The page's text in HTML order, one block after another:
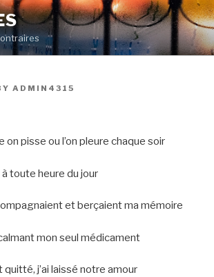
ADMIN4315
on pisse ou l’on pleure chaque soir
à toute heure du jour
et berçaient ma mémoire
mon seul médicament
quitté, j’ai laissé notre amour